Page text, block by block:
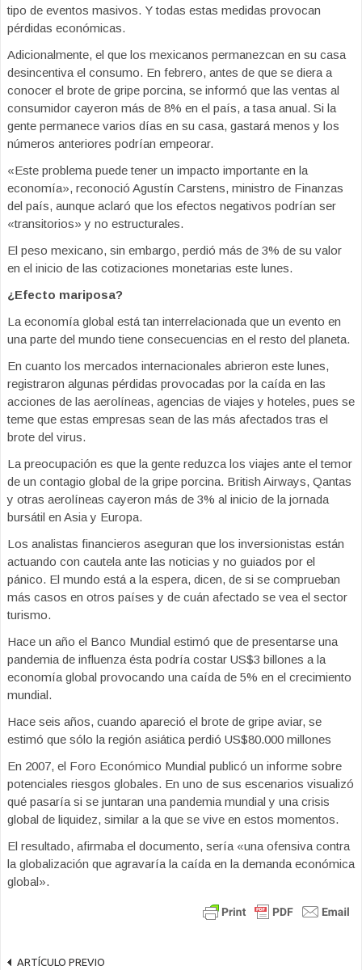
tipo de eventos masivos. Y todas estas medidas provocan
pérdidas económicas.
Adicionalmente, el que los mexicanos permanezcan en su casa
desincentiva el consumo. En febrero, antes de que se diera a
conocer el brote de gripe porcina, se informó que las ventas al
consumidor cayeron más de 8% en el país, a tasa anual. Si la
gente permanece varios días en su casa, gastará menos y los
números anteriores podrían empeorar.
«Este problema puede tener un impacto importante en la
economía», reconoció Agustín Carstens, ministro de Finanzas
del país, aunque aclaró que los efectos negativos podrían ser
«transitorios» y no estructurales.
El peso mexicano, sin embargo, perdió más de 3% de su valor
en el inicio de las cotizaciones monetarias este lunes.
¿Efecto mariposa?
La economía global está tan interrelacionada que un evento en
una parte del mundo tiene consecuencias en el resto del planeta.
En cuanto los mercados internacionales abrieron este lunes,
registraron algunas pérdidas provocadas por la caída en las
acciones de las aerolíneas, agencias de viajes y hoteles, pues se
teme que estas empresas sean de las más afectados tras el
brote del virus.
La preocupación es que la gente reduzca los viajes ante el temor
de un contagio global de la gripe porcina. British Airways, Qantas
y otras aerolíneas cayeron más de 3% al inicio de la jornada
bursátil en Asia y Europa.
Los analistas financieros aseguran que los inversionistas están
actuando con cautela ante las noticias y no guiados por el
pánico. El mundo está a la espera, dicen, de si se comprueban
más casos en otros países y de cuán afectado se vea el sector
turismo.
Hace un año el Banco Mundial estimó que de presentarse una
pandemia de influenza ésta podría costar US$3 billones a la
economía global provocando una caída de 5% en el crecimiento
mundial.
Hace seis años, cuando apareció el brote de gripe aviar, se
estimó que sólo la región asiática perdió US$80.000 millones
En 2007, el Foro Económico Mundial publicó un informe sobre
potenciales riesgos globales. En uno de sus escenarios visualizó
qué pasaría si se juntaran una pandemia mundial y una crisis
global de liquidez, similar a la que se vive en estos momentos.
El resultado, afirmaba el documento, sería «una ofensiva contra
la globalización que agravaría la caída en la demanda económica
global».
ARTÍCULO PREVIO